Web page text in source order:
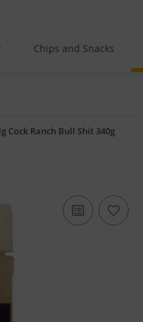
Chips and Snacks
Cock Ranch Bull Shit 340g